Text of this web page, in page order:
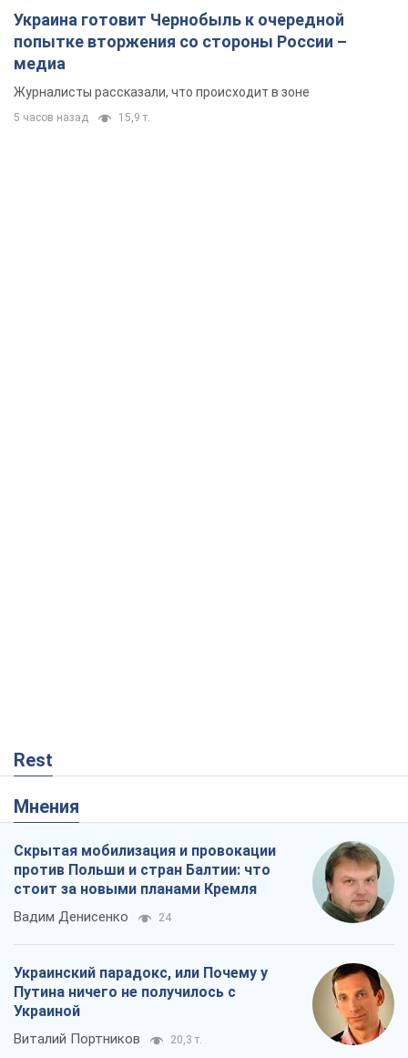
Украина готовит Чернобыль к очередной
попытке вторжения со стороны России –
медиа
Журналисты рассказали, что происходит в зоне
5 часов назад 15,9 т.
Rest
Мнения
Скрытая мобилизация и провокации
против Польши и стран Балтии: что
стоит за новыми планами Кремля
Вадим Денисенко 24
Украинский парадокс, или Почему у
Путина ничего не получилось с
Украиной
Виталий Портников 20,3 т.